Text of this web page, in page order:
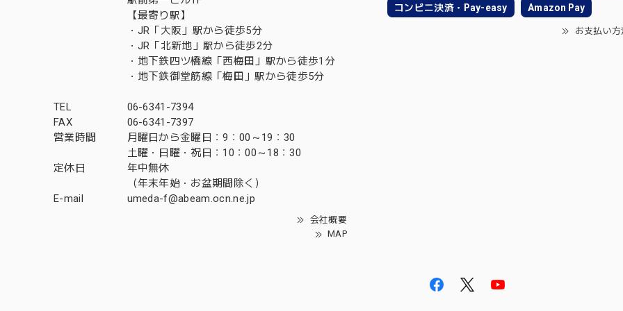
【最寄り駅】
・JR「大阪」駅から徒歩5分
・JR「北新地」駅から徒歩2分
・地下鉄四ツ橋線「西梅田」駅から徒歩1分
・地下鉄御堂筋線「梅田」駅から徒歩5分
TEL
06-6341-7394
FAX
06-6341-7397
営業時間
月曜日から金曜日：9：00～19：30
土曜・日曜・祝日：10：00～18：30
定休日
年中無休
（年末年始・お盆期間除く）
E-mail
umeda-f@abeam.ocn.ne.jp
会社概要
MAP
コンビニ決済・Pay-easy Amazon Pay
お支払い